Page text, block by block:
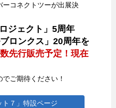
ーコネクトツーが出展決
ジェクト」5周年
ロンクス」20周年を
先行販売予定！現在
ご期待ください！
ト７」特設ページ